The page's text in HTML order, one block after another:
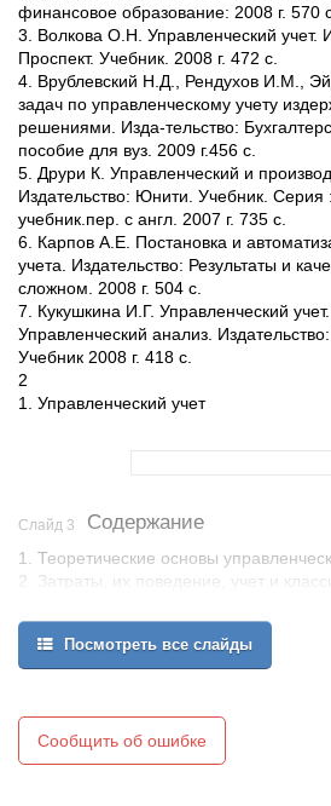
финансовое образование: 2008 г. 570
3. Волкова О.Н. Управленческий учет.
Проспект. Учебник. 2008 г. 472 с.
4. Врублевский Н.Д., Рендухов И.М.,
задач по управленческому учету
решениями. Изда-тельство:
пособие для вуз. 2009 г.456 с.
5. Друри К. Управленческий и
Издательство: Юнити. Учебник.
учебник.пер. с англ. 2007 г. 735 с.
6. Карпов А.Е. Постановка и
учета. Издательство: Результаты и
сложном. 2008 г. 504 с.
7. Кукушкина И.Г. Управленческий
Управленческий анализ.
Учебник 2008 г. 418 с.
2
1. Управленческий учет
Слайд 3 Содержание
1. Теоретические основы
2. Затраты, их поведение, учет и
работ и услуг.
4. Методы, способы и модели
5. Ценовая политика в строительной
6. Финансовая политика в
управленческого учета.
7. Бюджетирование в строительной
Посмотреть все слайды
Сообщить об ошибке